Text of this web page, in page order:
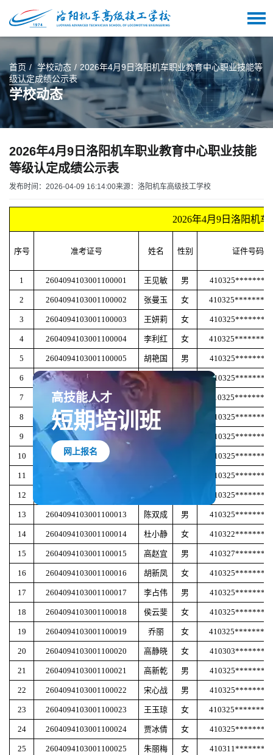
首页 学校动态
2026年4月9日洛阳机车职业教育中心职业技能等
级认定成绩公示表
学校动态
2026年4月9日洛阳机车职业教育中心职业技能
等级认定成绩公示表
发布时间：2026-04-09 16:14:00来源：洛阳机车高级技工学校
2026年4月9日洛阳机
序号 准考证号 姓名 性别 证件号码
1 2604094103001100001 王见敏 男
2 2604094103001100002 张曼玉 女
3 2604094103001100003 王妍莉 女
4 2604094103001100004 李利红 女
5 2604094103001100005 胡艳国 男
6 2604094103001100006 杨麦粉 女
7 2604094103001100007
8 2604094103001100008 贺凯歌
9 2604094103001100009 男
10 2604094103001100010
11 2604094103001100011
12 2604094103001100012
13 2604094103001100013 陈双成 男
14 2604094103001100014 杜小静 女
15 2604094103001100015 高赵宜 男
16 2604094103001100016 胡新凤 女
17 2604094103001100017 李占伟 男
18 2604094103001100018 侯云斐 女
19 2604094103001100019 乔丽 女
20 2604094103001100020 高静晓 女
21 2604094103001100021 高新乾 男
22 2604094103001100022 宋心战 男
23 2604094103001100023 王玉琼 女
24 2604094103001100024 贾冰倩 女
25 2604094103001100025 朱丽梅 女
高技能人才
短期培训班
网上报名